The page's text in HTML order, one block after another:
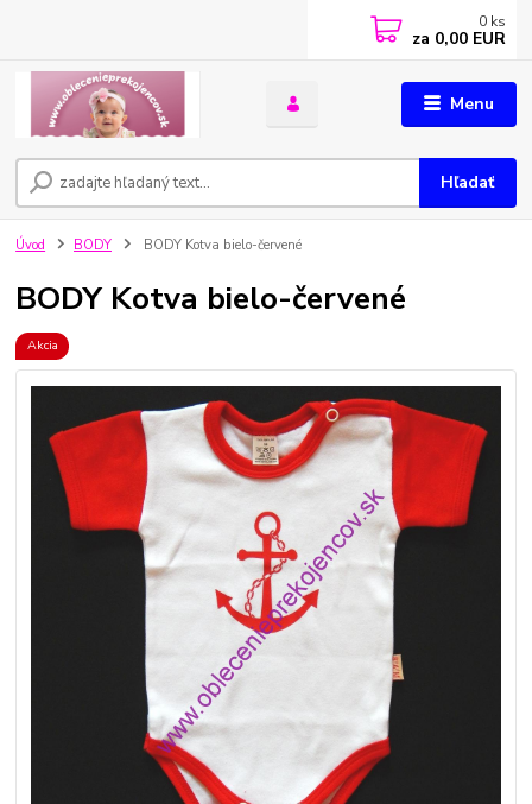
Menu
Hľadať
0 ks
za 0,00 EUR
Úvod BODY BODY Kotva bielo-červené
BODY Kotva bielo-červené
Akcia